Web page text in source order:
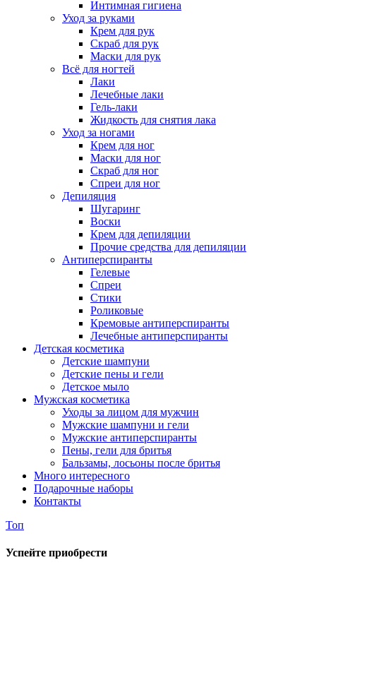
Интимная гигиена
Уход за руками
Крем для рук
Скраб для рук
Маски для рук
Всё для ногтей
Лаки
Лечебные лаки
Гель-лаки
Жидкость для снятия лака
Уход за ногами
Крем для ног
Маски для ног
Скраб для ног
Спреи для ног
Депиляция
Шугаринг
Воски
Крем для депиляции
Прочие средства для депиляции
Антиперспиранты
Гелевые
Спреи
Стики
Роликовые
Кремовые антиперспиранты
Лечебные антиперспиранты
Детская косметика
Детские шампуни
Детские пены и гели
Детское мыло
Мужская косметика
Уходы за лицом для мужчин
Мужские шампуни и гели
Мужские антиперспиранты
Пены, гели для бритья
Бальзамы, лосьоны после бритья
Много интересного
Подарочные наборы
Контакты
Топ
Успейте приобрести